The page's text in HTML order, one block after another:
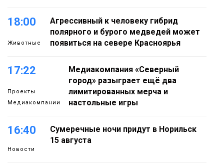
18:00
Животные
Агрессивный к человеку гибрид
полярного и бурого медведей может
появиться на севере Красноярья
17:22
Проекты
Медиакомпании
Медиакомпания «Северный
город» разыграет ещё два
лимитированных мерча и
настольные игры
16:40
Новости
Сумеречные ночи придут в Норильск
15 августа